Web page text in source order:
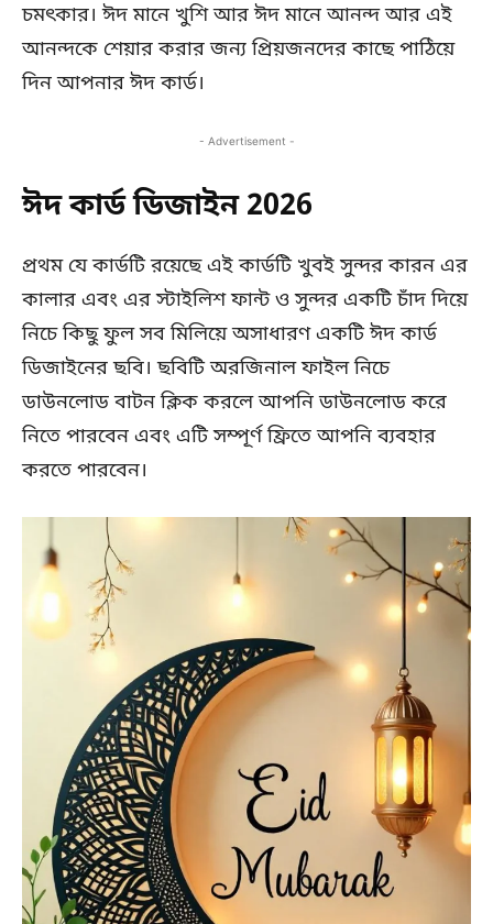
চমৎকার। ঈদ মানে খুশি আর ঈদ মানে আনন্দ আর এই
আনন্দকে শেয়ার করার জন্য প্রিয়জনদের কাছে পাঠিয়ে
দিন আপনার ঈদ কার্ড।
- Advertisement -
ঈদ কার্ড ডিজাইন 2026
প্রথম যে কার্ডটি রয়েছে এই কার্ডটি খুবই সুন্দর কারন এর
কালার এবং এর স্টাইলিশ ফান্ট ও সুন্দর একটি চাঁদ দিয়ে
নিচে কিছু ফুল সব মিলিয়ে অসাধারণ একটি ঈদ কার্ড
ডিজাইনের ছবি। ছবিটি অরজিনাল ফাইল নিচে
ডাউনলোড বাটন ক্লিক করলে আপনি ডাউনলোড করে
নিতে পারবেন এবং এটি সম্পূর্ণ ফ্রিতে আপনি ব্যবহার
করতে পারবেন।